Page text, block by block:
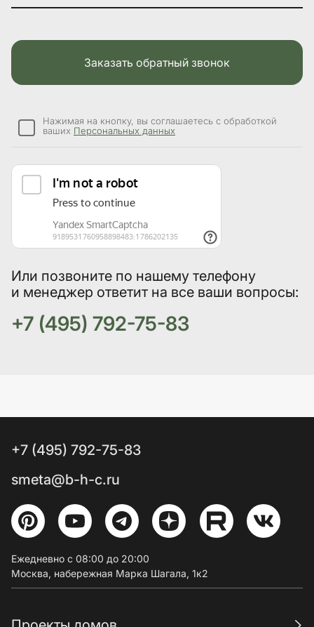
Или позвоните по нашему телефону
и менеджер ответит на все ваши вопросы:
+7 (495) 792-75-83
Заказать обратный звонок
Нажимая на кнопку, вы соглашаетесь с обработкой
ваших Персональных данных
+7 (495) 792-75-83
smeta@b-h-c.ru
Ежедневно с 08:00 до 20:00
Москва, набережная Марка Шагала, 1к2